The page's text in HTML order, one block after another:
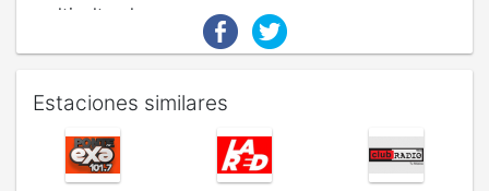
multicultural.
Estaciones similares